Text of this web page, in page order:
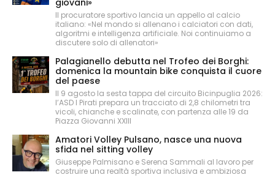
giovani»
Il procuratore sportivo lancia un appello al calcio
italiano: «Nel mondo si allenano i calciatori con dati,
algoritmi e intelligenza artificiale. Noi continuiamo a
discutere solo di allenatori»
Palagianello debutta nel Trofeo dei Borghi:
domenica la mountain bike conquista il cuore
del paese
Il 9 agosto la sesta tappa del circuito Bicinpuglia 2026:
l’ASD I Pirati prepara un tracciato di 2,8 chilometri tra
vicoli, chianche e scalinate, con partenza alle 19 da
Piazza Giovanni XXIII
Amatori Volley Pulsano, nasce una nuova
sfida nel sitting volley
Giuseppe Palmisano e Serena Sammali al lavoro per
costruire una realtà sportiva inclusiva e ambiziosa